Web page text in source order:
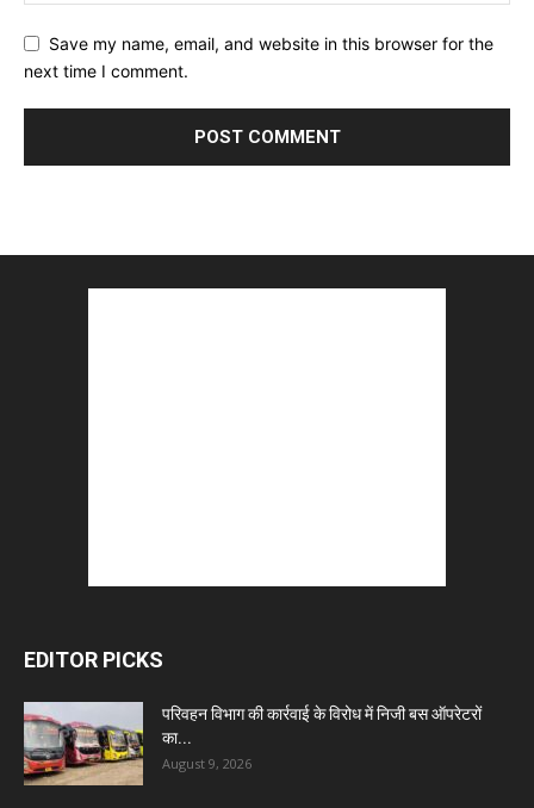
Save my name, email, and website in this browser for the
next time I comment.
EDITOR PICKS
परिवहन विभाग की कार्रवाई के विरोध में निजी बस ऑपरेटरों
का...
August 9, 2026